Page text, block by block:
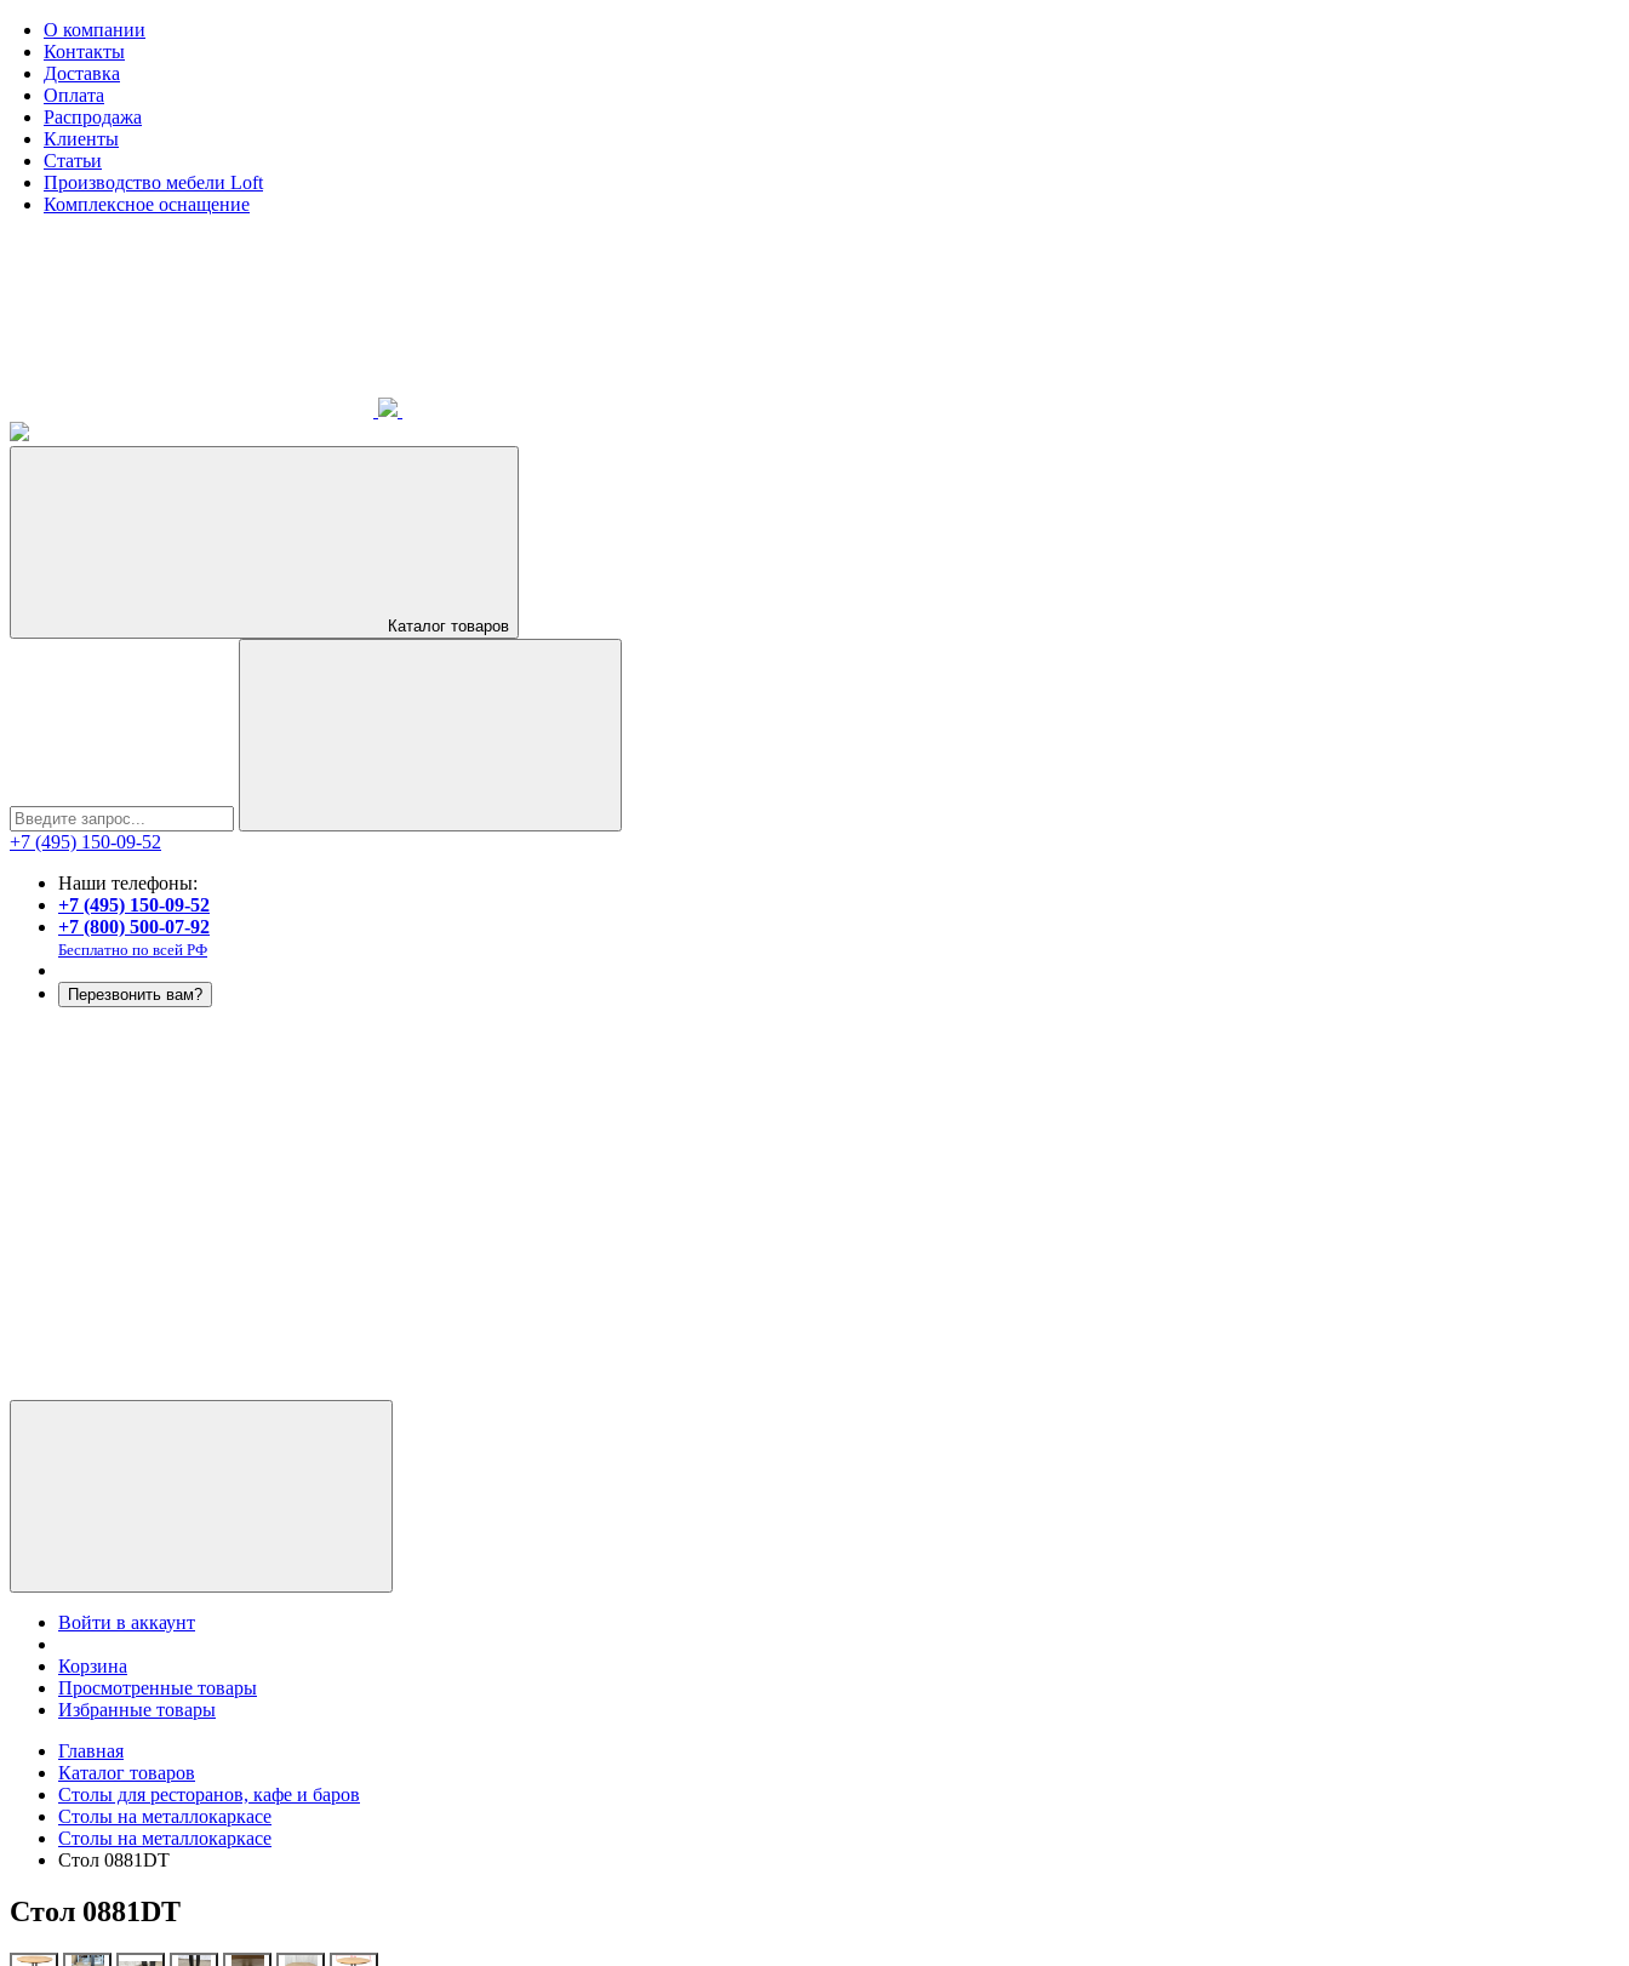
О компании
Контакты
Доставка
Оплата
Распродажа
Клиенты
Статьи
Производство мебели Loft
Комплексное оснащение
Каталог товаров
+7 (495) 150-09-52
Наши телефоны:
+7 (495) 150-09-52
+7 (800) 500-07-92
Бесплатно по всей РФ
Перезвонить вам?
Войти в аккаунт
Корзина
Просмотренные товары
Избранные товары
Главная
Каталог товаров
Столы для ресторанов, кафе и баров
Столы на металлокаркасе
Столы на металлокаркасе
Стол 0881DT
Стол 0881DT